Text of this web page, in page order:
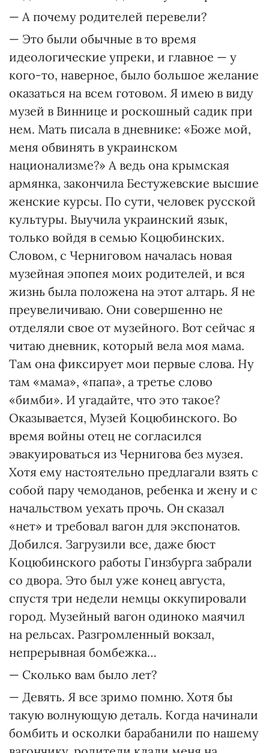
— А почему родителей перевели?
— Это были обычные в то время
идеологические упреки, и главное — у
кого-то, наверное, было большое желание
оказаться на всем готовом. Я имею в виду
музей в Виннице и роскошный садик при
нем. Мать писала в дневнике: «Боже мой,
меня обвинять в украинском
национализме?» А ведь она крымская
армянка, закончила Бестужевские высшие
женские курсы. По сути, человек русской
культуры. Выучила украинский язык,
только войдя в семью Коцюбинских.
Словом, с Черниговом началась новая
музейная эпопея моих родителей, и вся
жизнь была положена на этот алтарь. Я не
преувеличиваю. Они совершенно не
отделяли свое от музейного. Вот сейчас я
читаю дневник, который вела моя мама.
Там она фиксирует мои первые слова. Ну
там «мама», «папа», а третье слово
«бимби». И угадайте, что это такое?
Оказывается, Музей Коцюбинского. Во
время войны отец не согласился
эвакуироваться из Чернигова без музея.
Хотя ему настоятельно предлагали взять с
собой пару чемоданов, ребенка и жену и с
начальством уехать прочь. Он сказал
«нет» и требовал вагон для экспонатов.
Добился. Загрузили все, даже бюст
Коцюбинского работы Гинзбурга забрали
со двора. Это был уже конец августа,
спустя три недели немцы оккупировали
город. Музейный вагон одиноко маячил
на рельсах. Разгромленный вокзал,
непрерывная бомбежка…
— Сколько вам было лет?
— Девять. Я все зримо помню. Хотя бы
такую волнующую деталь. Когда начинали
бомбить и осколки барабанили по нашему